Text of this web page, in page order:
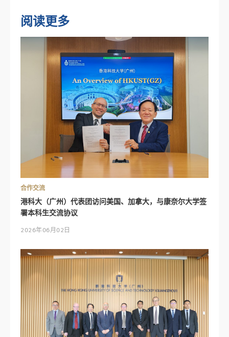
阅读更多
合作交流
港科大（广州）代表团访问美国、加拿大，与康奈尔大学签
署本科生交流协议
2026年06月02日